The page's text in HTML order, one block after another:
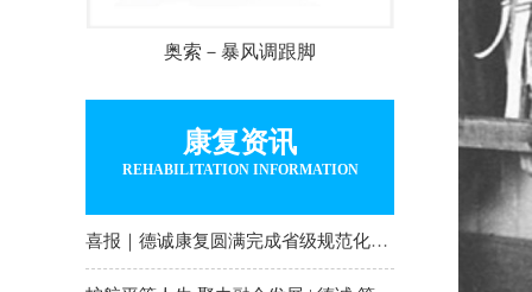
奥索－暴风调跟脚
康复资讯
REHABILITATION INFORMATION
喜报｜德诚康复圆满完成省级规范化培训并持证